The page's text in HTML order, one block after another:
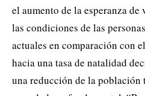
el aumento de la esperanza
las condiciones de las
actuales en comparación con
hacia una tasa de natalidad
una reducción de la población